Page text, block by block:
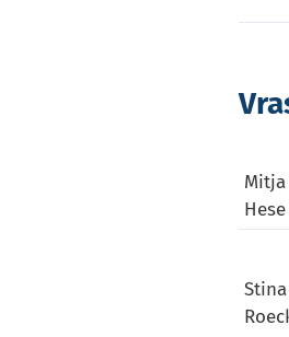
Mitja
Hese